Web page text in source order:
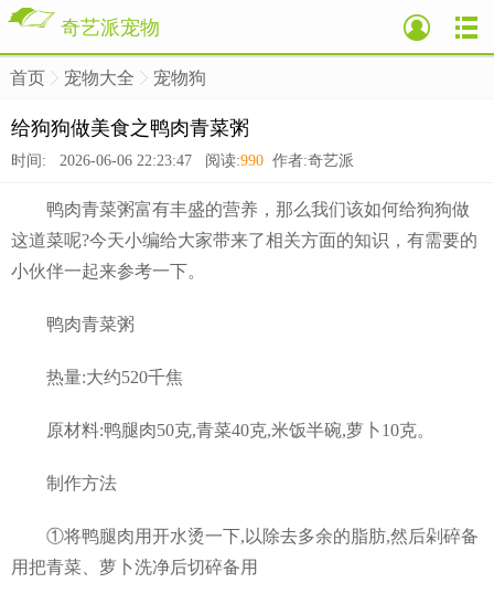
奇艺派宠物
首页 宠物大全 宠物狗
给狗狗做美食之鸭肉青菜粥
时间: 2026-06-06 22:23:47 阅读:990 作者:奇艺派
鸭肉青菜粥富有丰盛的营养，那么我们该如何给狗狗做
这道菜呢?今天小编给大家带来了相关方面的知识，有需要的
小伙伴一起来参考一下。
鸭肉青菜粥
热量:大约520千焦
原材料:鸭腿肉50克,青菜40克,米饭半碗,萝卜10克。
制作方法
①将鸭腿肉用开水烫一下,以除去多余的脂肪,然后剁碎备
用把青菜、萝卜洗净后切碎备用